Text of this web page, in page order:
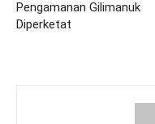
Pengamanan Gilimanuk
Diperketat